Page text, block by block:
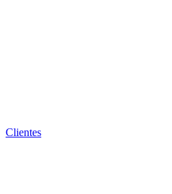
Clientes